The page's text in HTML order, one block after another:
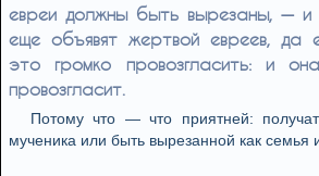
евреи должны быть вырезаны, — и
еще объявят жертвой евреев, да
это громко провозгласить: и
провозгласит.
Потому что — что приятней:
мученика или быть вырезанной как семья